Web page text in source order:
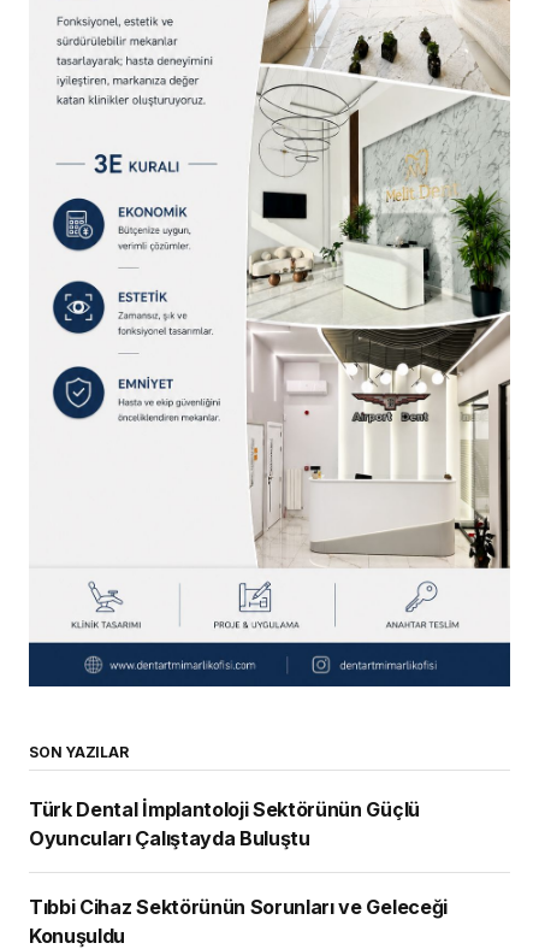
SON YAZILAR
Türk Dental İmplantoloji Sektörünün Güçlü
Oyuncuları Çalıştayda Buluştu
Tıbbi Cihaz Sektörünün Sorunları ve Geleceği
Konuşuldu